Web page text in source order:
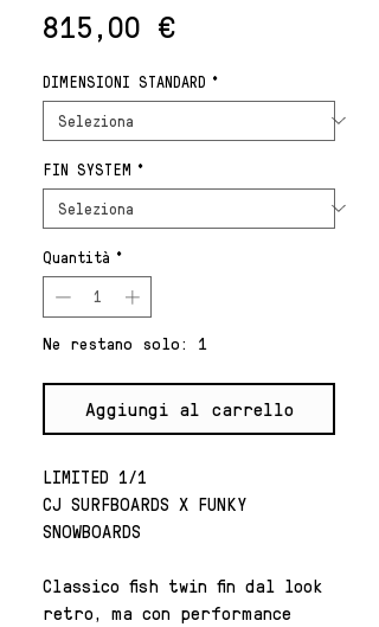
815,00 €Prezzo
DIMENSIONI STANDARD *
FIN SYSTEM *
Quantità *
Ne restano solo: 1
Aggiungi al carrello
LIMITED 1/1
CJ SURFBOARDS X FUNKY
SNOWBOARDS
Classico fish twin fin dal look
retro, ma con performance